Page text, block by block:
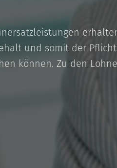
und somit der
können. Zu den